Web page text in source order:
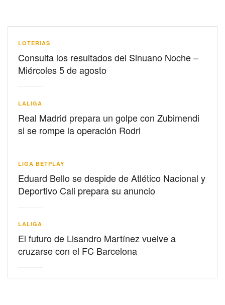
LOTERIAS
Consulta los resultados del Sinuano Noche –
Miércoles 5 de agosto
LALIGA
Real Madrid prepara un golpe con Zubimendi
si se rompe la operación Rodri
LIGA BETPLAY
Eduard Bello se despide de Atlético Nacional y
Deportivo Cali prepara su anuncio
LALIGA
El futuro de Lisandro Martínez vuelve a
cruzarse con el FC Barcelona